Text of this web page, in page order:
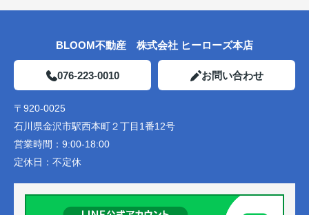
BLOOM不動産 株式会社 ヒーローズ本店
076-223-0010 お問い合わせ
〒920-0025
石川県金沢市駅西本町２丁目1番12号
営業時間： 9:00-18:00
定休日： 不定休